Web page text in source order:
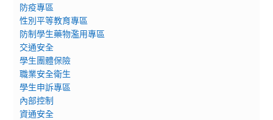
防疫專區
性別平等教育專區
防制學生藥物濫用專區
交通安全
學生團體保險
職業安全衛生
學生申訴專區
內部控制
資通安全